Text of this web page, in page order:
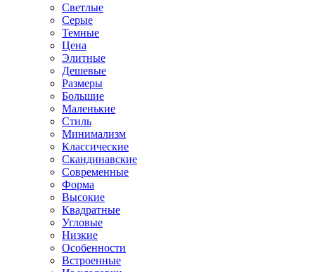
Светлые
Серые
Темные
Цена
Элитные
Дешевые
Размеры
Большие
Маленькие
Стиль
Минимализм
Классические
Скандинавские
Современные
Форма
Высокие
Квадратные
Угловые
Низкие
Особенности
Встроенные